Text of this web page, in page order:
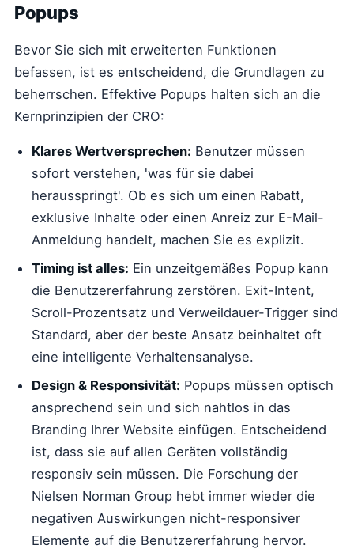
Popups
Bevor Sie sich mit erweiterten Funktionen
befassen, ist es entscheidend, die Grundlagen zu
beherrschen. Effektive Popups halten sich an die
Kernprinzipien der CRO:
Klares Wertversprechen: Benutzer müssen
sofort verstehen, 'was für sie dabei
herausspringt'. Ob es sich um einen Rabatt,
exklusive Inhalte oder einen Anreiz zur E-Mail-
Anmeldung handelt, machen Sie es explizit.
Timing ist alles: Ein unzeitgemäßes Popup kann
die Benutzererfahrung zerstören. Exit-Intent,
Scroll-Prozentsatz und Verweildauer-Trigger sind
Standard, aber der beste Ansatz beinhaltet oft
eine intelligente Verhaltensanalyse.
Design & Responsivität: Popups müssen optisch
ansprechend sein und sich nahtlos in das
Branding Ihrer Website einfügen. Entscheidend
ist, dass sie auf allen Geräten vollständig
responsiv sein müssen. Die Forschung der
Nielsen Norman Group hebt immer wieder die
negativen Auswirkungen nicht-responsiver
Elemente auf die Benutzererfahrung hervor.